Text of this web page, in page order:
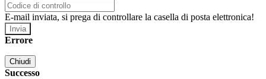
E-mail inviata, si prega di controllare la casella di posta elettronica!
Errore
Chiudi
Successo